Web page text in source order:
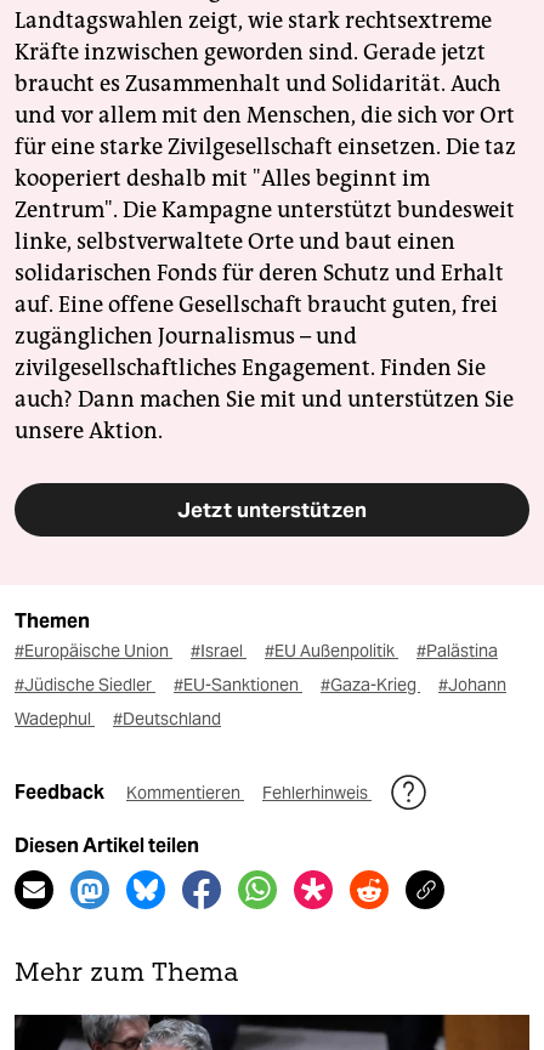
Landtagswahlen zeigt, wie stark rechtsextreme
Kräfte inzwischen geworden sind. Gerade jetzt
braucht es Zusammenhalt und Solidarität. Auch
und vor allem mit den Menschen, die sich vor Ort
für eine starke Zivilgesellschaft einsetzen. Die taz
kooperiert deshalb mit "Alles beginnt im
Zentrum". Die Kampagne unterstützt bundesweit
linke, selbstverwaltete Orte und baut einen
solidarischen Fonds für deren Schutz und Erhalt
auf. Eine offene Gesellschaft braucht guten, frei
zugänglichen Journalismus – und
zivilgesellschaftliches Engagement. Finden Sie
auch? Dann machen Sie mit und unterstützen Sie
unsere Aktion.
Jetzt unterstützen
Themen
#Europäische Union #Israel #EU Außenpolitik
#Palästina
#Jüdische Siedler
#EU-Sanktionen #Gaza-Krieg
#Johann
Wadephul
#Deutschland
Feedback Kommentieren Fehlerhinweis
Diesen Artikel teilen
Mehr zum Thema